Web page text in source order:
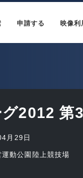
申請する 映像利
2012 第
月29日
動公園陸上競技場